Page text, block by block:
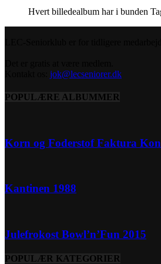
Hvert billedealbum har i bunden
jok@lecseniorer.dk
POPULÆRE ALBUMMER
Korn og Foderstof Faktura
Kantinen 1988
Julefrokost Bowl’n’Fun 2015
POPULÆR KATEGORIER